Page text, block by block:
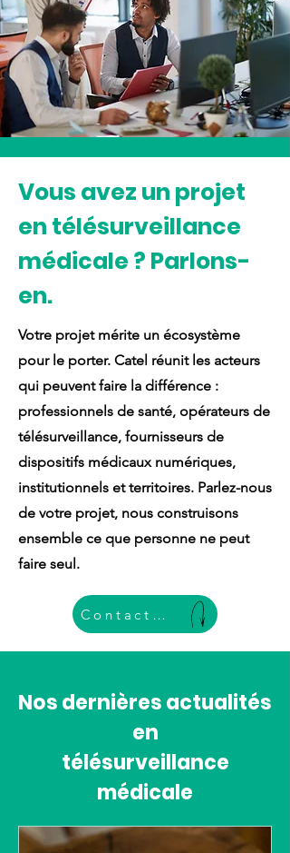
Vous avez un projet
en télésurveillance
médicale ? Parlons-
en.
Votre projet mérite un écosystème
pour le porter. Catel réunit les acteurs
qui peuvent faire la différence :
professionnels de santé, opérateurs de
télésurveillance, fournisseurs de
dispositifs médicaux numériques,
institutionnels et territoires. Parlez-nous
de votre projet, nous construisons
ensemble ce que personne ne peut
faire seul.
Contactez-nous ci-
Nos dernières actualités
en
télésurveillance
médicale